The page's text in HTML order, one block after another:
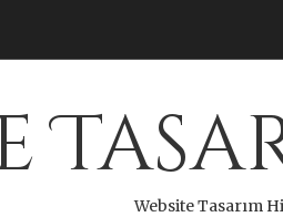
Website Tasarım